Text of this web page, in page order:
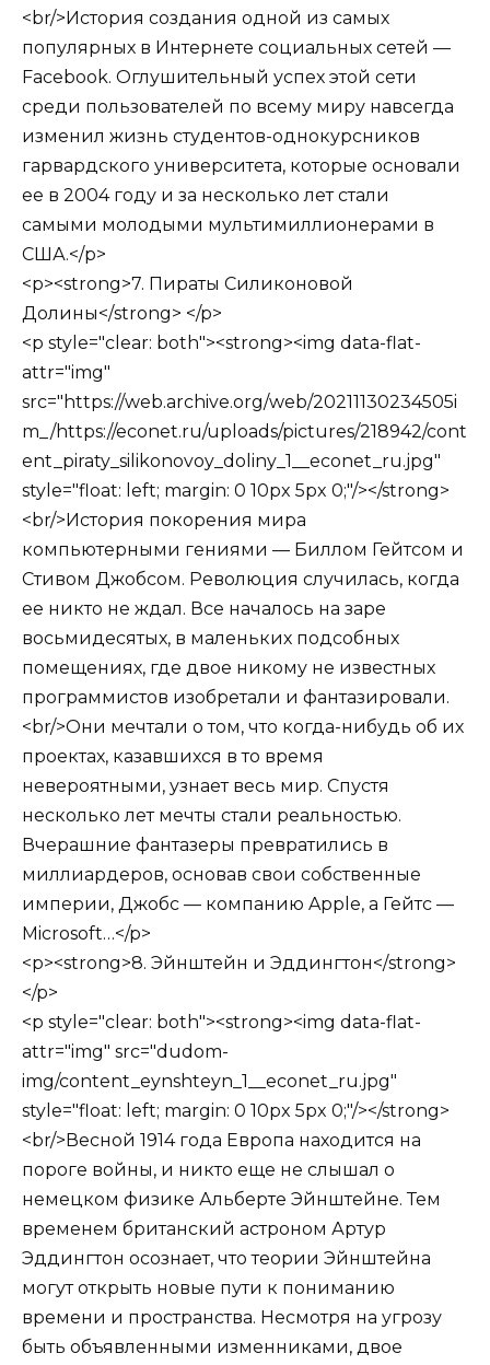
<br/>История создания одной из самых
популярных в Интернете социальных сетей —
Facebook. Оглушительный успех этой сети
среди пользователей по всему миру навсегда
изменил жизнь студентов-однокурсников
гарвардского университета, которые основали
ее в 2004 году и за несколько лет стали
самыми молодыми мультимиллионерами в
США.</p>
<p><strong>7. Пираты Силиконовой
Долины</strong> </p>
<p style="clear: both"><strong><img data-flat-
attr="img"
src="https://web.archive.org/web/20211130234505i
m_/https://econet.ru/uploads/pictures/218942/cont
ent_piraty_silikonovoy_doliny_1__econet_ru.jpg"
style="float: left; margin: 0 10px 5px 0;"/></strong>
<br/>История покорения мира
компьютерными гениями — Биллом Гейтсом и
Стивом Джобсом. Революция случилась, когда
ее никто не ждал. Все началось на заре
восьмидесятых, в маленьких подсобных
помещениях, где двое никому не известных
программистов изобретали и фантазировали.
<br/>Они мечтали о том, что когда-нибудь об их
проектах, казавшихся в то время
невероятными, узнает весь мир. Спустя
несколько лет мечты стали реальностью.
Вчерашние фантазеры превратились в
миллиардеров, основав свои собственные
империи, Джобс — компанию Apple, а Гейтс —
Microsoft…</p>
<p><strong>8. Эйнштейн и Эддингтон</strong>
</p>
<p style="clear: both"><strong><img data-flat-
attr="img" src="dudom-
img/content_eynshteyn_1__econet_ru.jpg"
style="float: left; margin: 0 10px 5px 0;"/></strong>
<br/>Весной 1914 года Европа находится на
пороге войны, и никто еще не слышал о
немецком физике Альберте Эйнштейне. Тем
временем британский астроном Артур
Эддингтон осознает, что теории Эйнштейна
могут открыть новые пути к пониманию
времени и пространства. Несмотря на угрозу
быть объявленными изменниками, двое